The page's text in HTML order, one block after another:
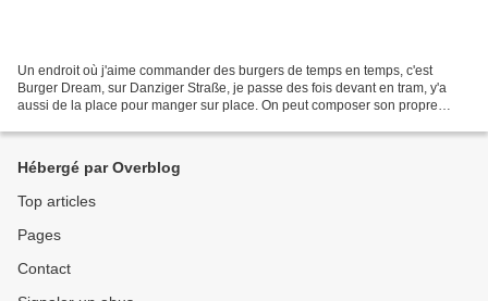
Un endroit où j'aime commander des burgers de temps en temps, c'est
Burger Dream, sur Danziger Straße, je passe des fois devant en tram, y'a
aussi de la place pour manger sur place. On peut composer son propre
Hébergé par Overblog
Top articles
Pages
Contact